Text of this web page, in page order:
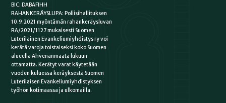
BIC: DABAFIHH
RAHANKERÄYSLUPA: Poliisihallituksen
10.9.2021 myöntämän rahankeräysluvan
RA/2021/1127 mukaisesti Suomen
Luterilainen Evankeliumiyhdistys ry voi
kerätä varoja toistaiseksi koko Suomen
alueella Ahvenanmaata lukuun
ottamatta. Kerätyt varat käytetään
vuoden kuluessa keräyksestä Suomen
Luterilaisen Evankeliumiyhdistyksen
työhön kotimaassa ja ulkomailla.